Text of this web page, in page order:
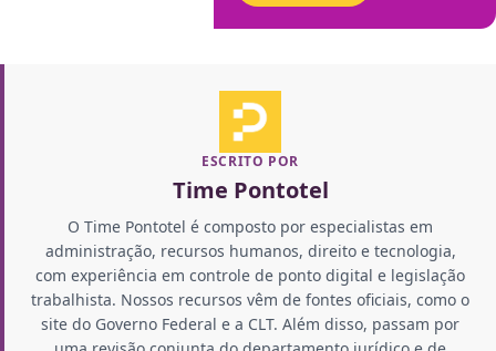
ESCRITO POR
Time Pontotel
O Time Pontotel é composto por especialistas em
administração, recursos humanos, direito e tecnologia,
com experiência em controle de ponto digital e legislação
trabalhista. Nossos recursos vêm de fontes oficiais, como o
site do Governo Federal e a CLT. Além disso, passam por